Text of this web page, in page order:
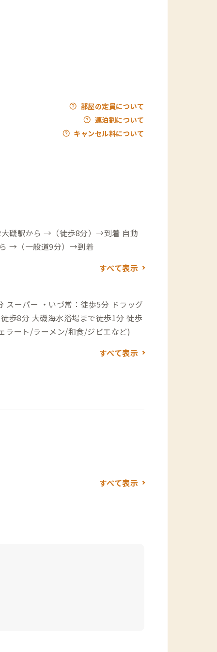
部屋の定員について
連泊割について
キャンセル料について
駅から →（徒歩8分）→到着 自動
→（一般道9分）→到着
すべて表示
歩1分 徒歩
ラート/ラーメン/和食/ジビエなど)
すべて表示
すべて表示